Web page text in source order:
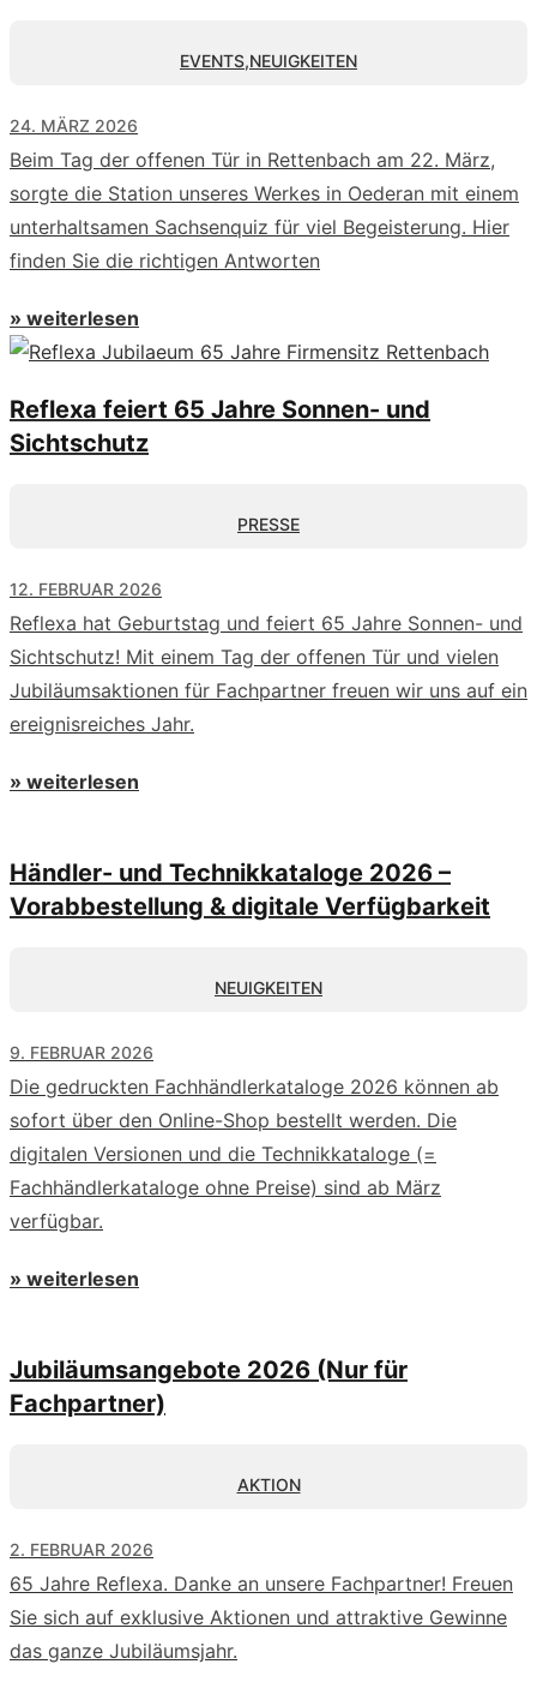
EVENTS,NEUIGKEITEN
24. MÄRZ 2026
Beim Tag der offenen Tür in Rettenbach am 22. März,
sorgte die Station unseres Werkes in Oederan mit einem
unterhaltsamen Sachsenquiz für viel Begeisterung. Hier
finden Sie die richtigen Antworten
» weiterlesen
Reflexa feiert 65 Jahre Sonnen- und
Sichtschutz
PRESSE
12. FEBRUAR 2026
Reflexa hat Geburtstag und feiert 65 Jahre Sonnen- und
Sichtschutz! Mit einem Tag der offenen Tür und vielen
Jubiläumsaktionen für Fachpartner freuen wir uns auf ein
ereignisreiches Jahr.
» weiterlesen
Händler- und Technikkataloge 2026 –
Vorabbestellung & digitale Verfügbarkeit
NEUIGKEITEN
9. FEBRUAR 2026
Die gedruckten Fachhändlerkataloge 2026 können ab
sofort über den Online-Shop bestellt werden. Die
digitalen Versionen und die Technikkataloge (=
Fachhändlerkataloge ohne Preise) sind ab März
verfügbar.
» weiterlesen
Jubiläumsangebote 2026 (Nur für
Fachpartner)
AKTION
2. FEBRUAR 2026
65 Jahre Reflexa. Danke an unsere Fachpartner! Freuen
Sie sich auf exklusive Aktionen und attraktive Gewinne
das ganze Jubiläumsjahr.